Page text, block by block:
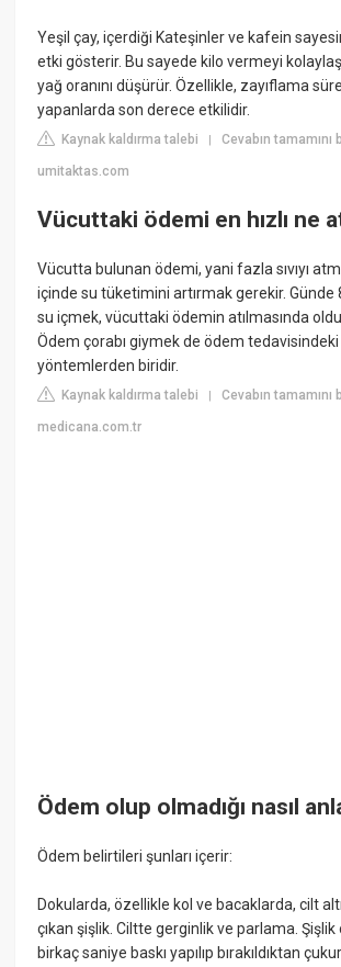
Yeşil çay, içerdiği Kateşinler ve kafein
etki gösterir. Bu sayede kilo vermeyi
yağ oranını düşürür. Özellikle, zayıflama
yapanlarda son derece etkilidir.
Kaynak kaldırma talebi |Cevabın tamamını
umitaktas.com
Vücuttaki ödemi en hızlı ne
Vücutta bulunan ödemi, yani fazla sıvıyı
içinde su tüketimini artırmak gerekir. Günde
su içmek, vücuttaki ödemin atılmasında
Ödem çorabı giymek de ödem
yöntemlerden biridir.
Kaynak kaldırma talebi |Cevabın tamamını
medicana.com.tr
Ödem olup olmadığı nasıl
Ödem belirtileri şunları içerir:
Dokularda, özellikle kol ve bacaklarda, cilt
çıkan şişlik. Ciltte gerginlik ve parlama.
birkaç saniye baskı yapılıp bırakıldıktan